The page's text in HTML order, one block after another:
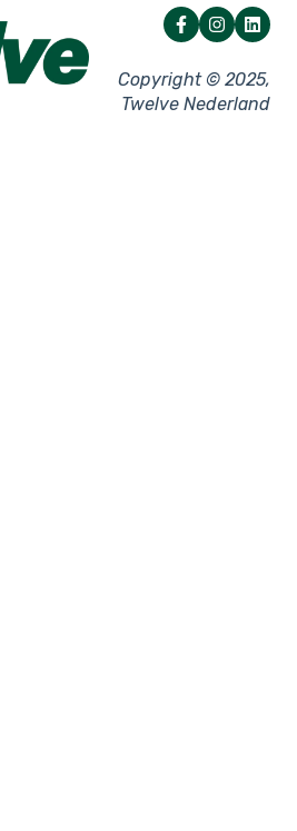
Copyright © 2025,
Twelve Nederland